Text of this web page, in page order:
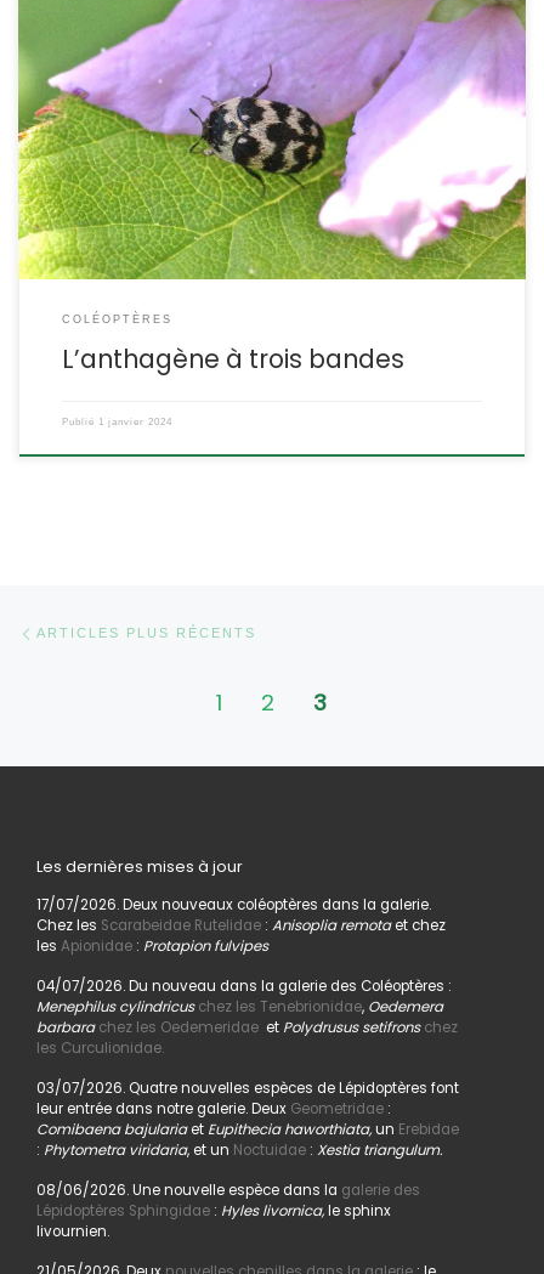
On rencontre souvent des groupes de ce petit coléoptère qui
butinent les fleurs en particulier dans le sud de la France. Les
larves se nourrissent aussi de matières végétales, dont les
réserves alimentaires quand elles pénètrent dans les maisons.
Attagenus trifasciatus Fabricius,1787 L’attagène à trois bandes.
L’attagène à trois fascies. POSITION SYSTÉMATIQUE : […]
COLÉOPTÈRES
L’anthagène à trois bandes
Publié 1 janvier 2024
Navigation dans les articles
ARTICLES PLUS RÉCENTS
1 2 3
Les dernières mises à jour
17/07/2026. Deux nouveaux coléoptères dans la galerie.
Chez les Scarabeidae Rutelidae: Anisoplia remotaet chez
les Apionidae: Protapion fulvipes
04/07/2026. Du nouveau dans la galerie des Coléoptères :
Menephilus cylindricus chez les Tenebrionidae,Oedemera
barbara chez les Oedemeridaeet Polydrusus setifrons chez
les Curculionidae.
03/07/2026. Quatre nouvelles espèces de Lépidoptères font
leur entrée dans notre galerie. Deux Geometridae:
Comibaena bajulariaet Eupithecia haworthiata,un Erebidae
: Phytometra viridaria, et un Noctuidae: Xestia triangulum.
08/06/2026. Une nouvelle espèce dans la galerie des
Lépidoptères Sphingidae: Hyles livornica,le sphinx
livournien.